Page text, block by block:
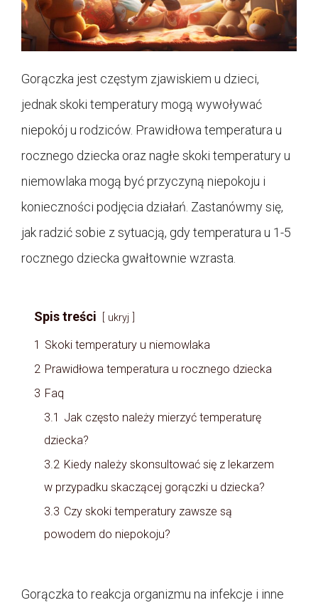
Gorączka jest częstym zjawiskiem u dzieci,
jednak skoki temperatury mogą wywoływać
niepokój u rodziców. Prawidłowa temperatura u
rocznego dziecka oraz nagłe skoki temperatury u
niemowlaka mogą być przyczyną niepokoju i
konieczności podjęcia działań. Zastanówmy się,
jak radzić sobie z sytuacją, gdy temperatura u 1-5
rocznego dziecka gwałtownie wzrasta.
Spis treści ukryj
1 Skoki temperatury u niemowlaka
2 Prawidłowa temperatura u rocznego dziecka
3 Faq
3.1 Jak często należy mierzyć temperaturę
dziecka?
3.2 Kiedy należy skonsultować się z lekarzem
w przypadku skaczącej gorączki u dziecka?
3.3 Czy skoki temperatury zawsze są
powodem do niepokoju?
Gorączka to reakcja organizmu na infekcje i inne